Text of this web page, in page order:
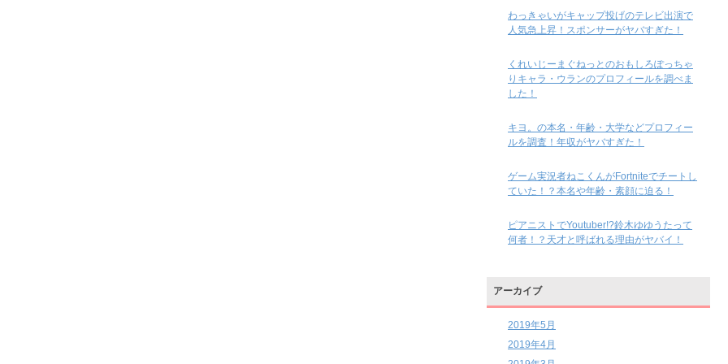
わっきゃいがキャップ投げのテレビ出演で
人気急上昇！スポンサーがヤバすぎた！
くれいじーまぐねっとのおもしろぽっちゃ
りキャラ・ウランのプロフィールを調べま
した！
キヨ。の本名・年齢・大学などプロフィー
ルを調査！年収がヤバすぎた！
ゲーム実況者ねこくんがFortniteでチートし
ていた！？本名や年齢・素顔に迫る！
ピアニストでYoutuber!?鈴木ゆゆうたって
何者！？天才と呼ばれる理由がヤバイ！
アーカイブ
2019年5月
2019年4月